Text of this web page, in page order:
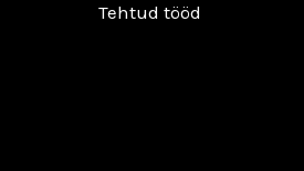
Tehtud tööd